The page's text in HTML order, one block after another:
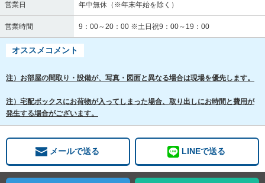
営業日 年中無休（※年末年始を除く）
営業時間 9：00～20：00 ※土日祝9：00～19：00
オススメコメント
注）お部屋の間取り・設備が、写真・図面と異なる場合は現場を優先します。
注）宅配ボックスにお荷物が入ってしまった場合、取り出しにお時間と費用が
発生する場合がございます。
メールで送る LINEで送る